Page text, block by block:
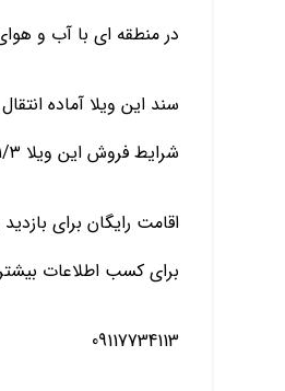
در منطقه ای با آب و
سند این ویلا آماده
شرایط فروش این ویلا ۱/۳ مبلغ نقد مابقی اقساط 24ماهه بدون بهره
اقامت رایگان برای
برای کسب اطلاعات
09117734113